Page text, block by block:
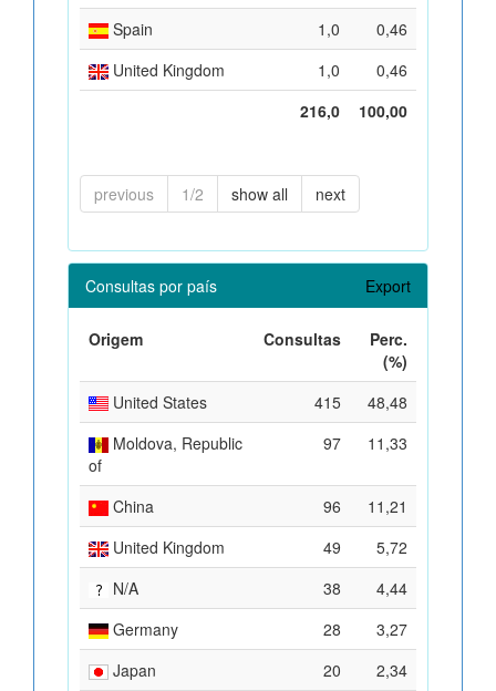
Spain
1,0
0,46
United Kingdom
1,0
0,46
216,0
100,00
previous 1/2 show all next
Consultas por país Export
Origem Consultas
Perc.
(%)
United States
415
48,48
Moldova, Republic
of
97 11,33
China 96
11,21
United Kingdom
49
5,72
N/A
38
4,44
Germany
28
3,27
Japan
20
2,34